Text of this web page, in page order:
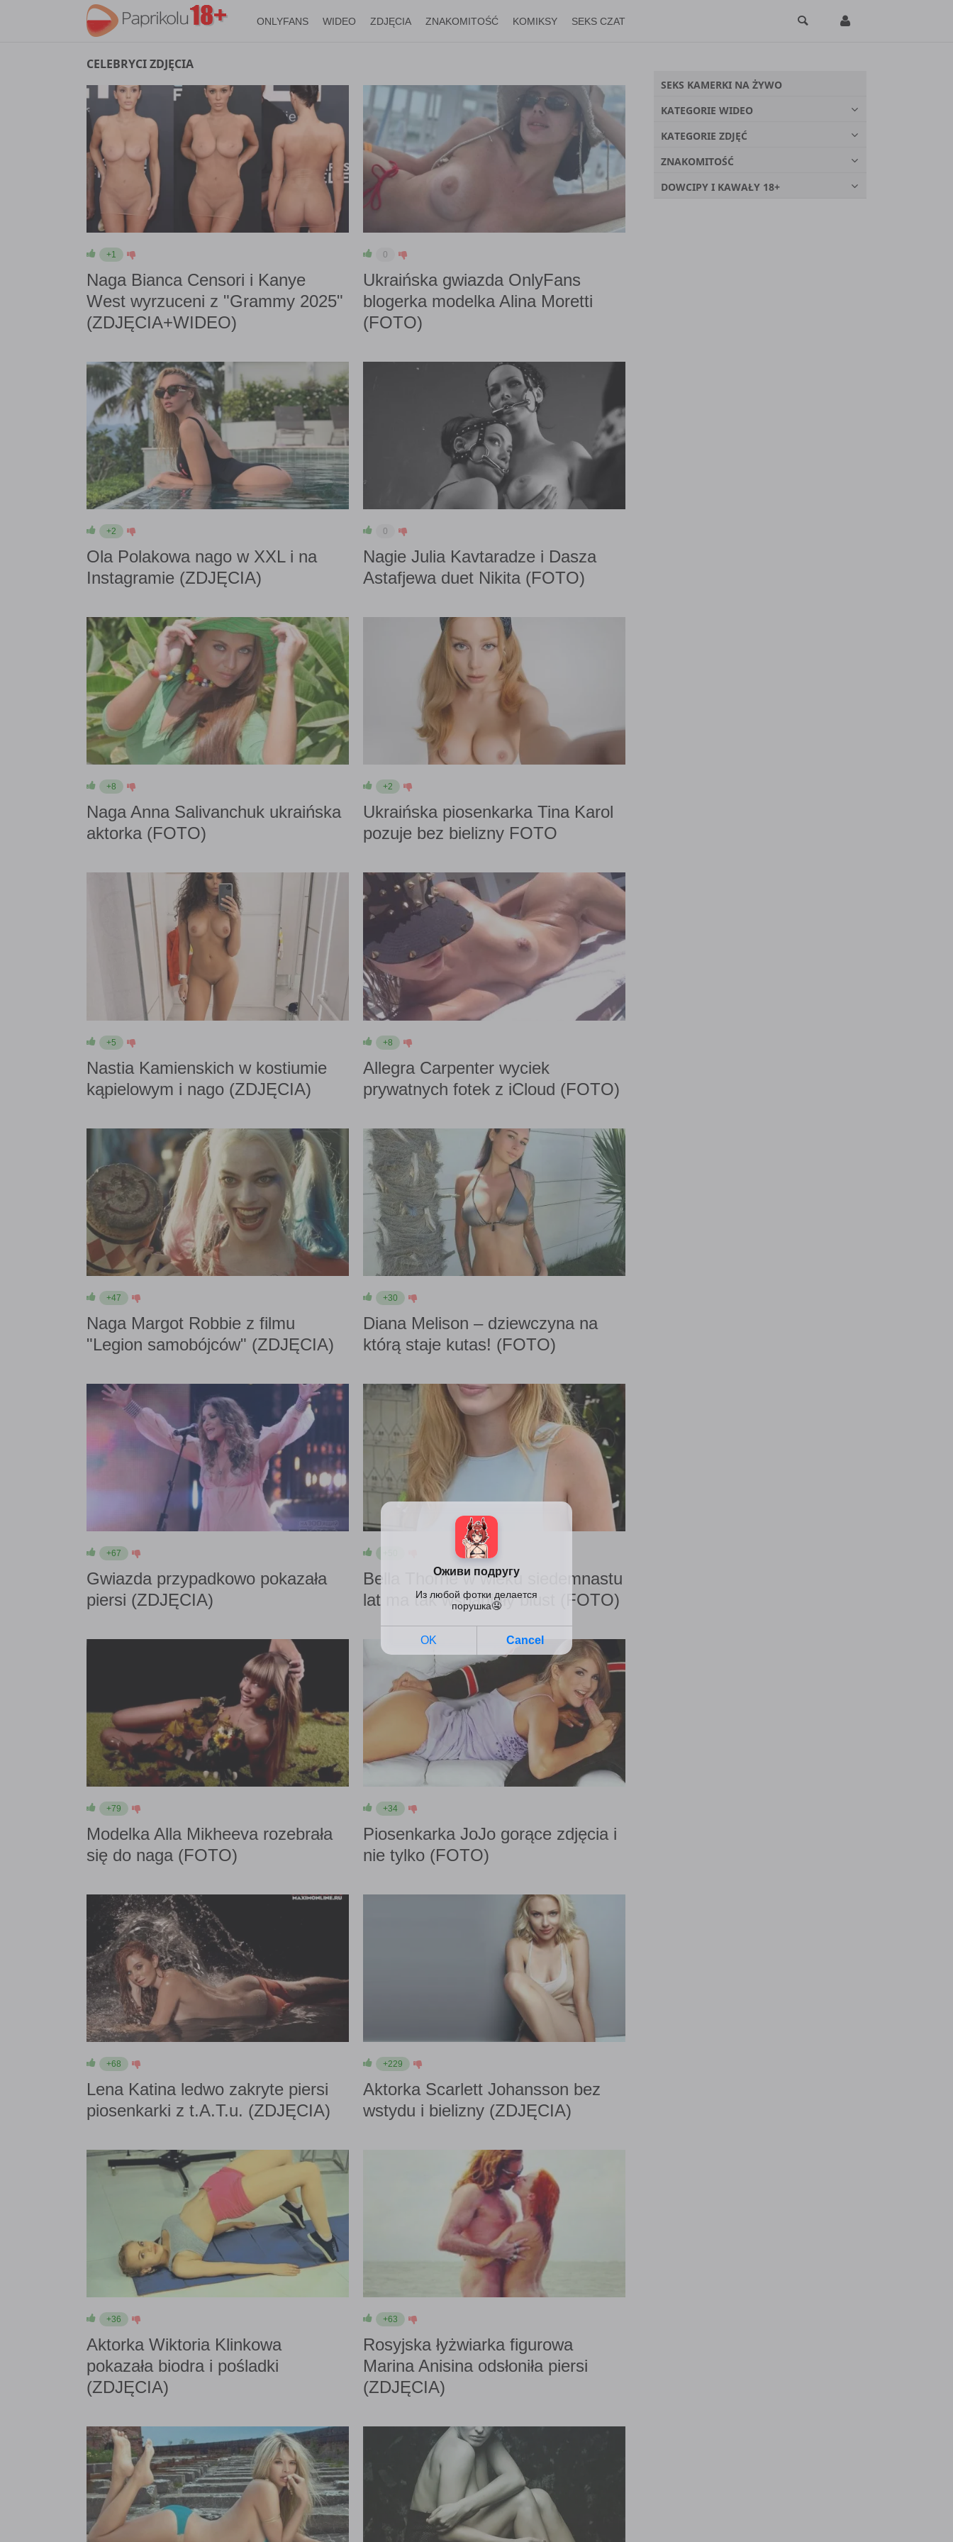
ONLYFANS WIDEO ZDJĘCIA ZNAKOMITOŚĆ KOMIKSY SEKS CZAT
CELEBRYCI ZDJĘCIA
+1
Naga Bianca Censori i Kanye
West wyrzuceni z "Grammy 2025"
(ZDJĘCIA+WIDEO)
0
Ukraińska gwiazda OnlyFans
blogerka modelka Alina Moretti
(FOTO)
+2
Ola Polakowa nago w XXL i na
Instagramie (ZDJĘCIA)
0
Nagie Julia Kavtaradze i Dasza
Astafjewa duet Nikita (FOTO)
+8
Naga Anna Salivanchuk ukraińska
aktorka (FOTO)
+2
Ukraińska piosenkarka Tina Karol
pozuje bez bielizny FOTO
+5
Nastia Kamienskich w kostiumie
kąpielowym i nago (ZDJĘCIA)
+8
Allegra Carpenter wyciek
prywatnych fotek z iCloud (FOTO)
+47
Naga Margot Robbie z filmu
"Legion samobójców" (ZDJĘCIA)
+30
Diana Melison – dziewczyna na
którą staje kutas! (FOTO)
+67
Gwiazda przypadkowo pokazała
piersi (ZDJĘCIA)
Bella Thorne w wieku siedemnastu
lat ma tak wspaniały biust (FOTO)
+79
Modelka Alla Mikheeva rozebrała
się do naga (FOTO)
+34
Piosenkarka JoJo gorące zdjęcia i
nie tylko (FOTO)
+68
Lena Katina ledwo zakryte piersi
piosenkarki z t.A.T.u. (ZDJĘCIA)
+229
Aktorka Scarlett Johansson bez
wstydu i bielizny (ZDJĘCIA)
+36
Aktorka Wiktoria Klinkowa
pokazała biodra i pośladki
(ZDJĘCIA)
+63
Rosyjska łyżwiarka figurowa
Marina Anisina odsłoniła piersi
(ZDJĘCIA)
SEKS KAMERKI NA ŻYWO
KATEGORIE WIDEO
KATEGORIE ZDJĘĆ
ZNAKOMITOŚĆ
DOWCIPY I KAWAŁY 18+